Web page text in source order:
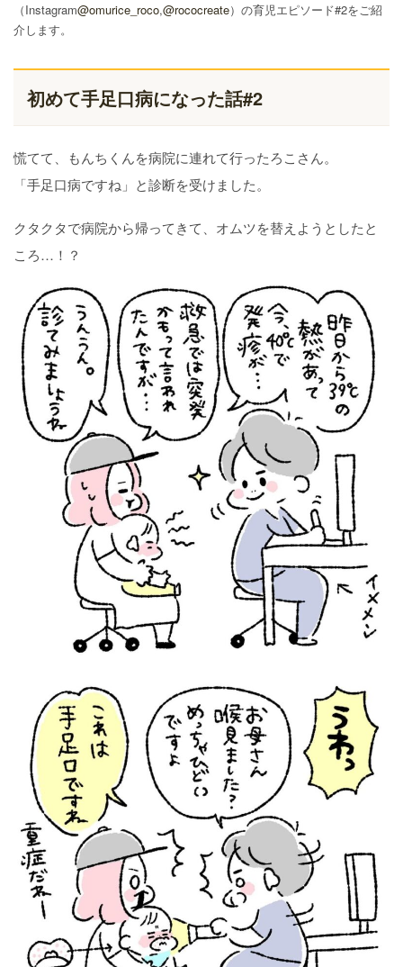
（Instagram@omurice_roco,@rococreate）の育児エピソード#2をご紹
介します。
初めて手足口病になった話#2
慌てて、もんちくんを病院に連れて行ったろこさん。
「手足口病ですね」と診断を受けました。
クタクタで病院から帰ってきて、オムツを替えようとしたと
ころ…！？